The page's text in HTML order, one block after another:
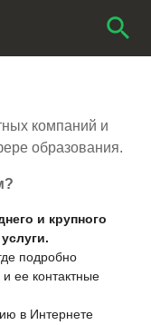
search
компаний и
образования.
и крупного
подробно
ее контактные
в Интернете